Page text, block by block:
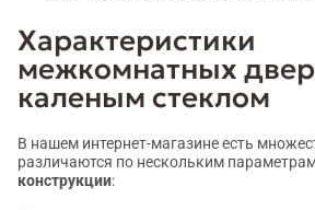
Характеристики
межкомнатных
каленым стеклом
В нашем интернет-магазине есть
различаются по нескольким
конструкции: